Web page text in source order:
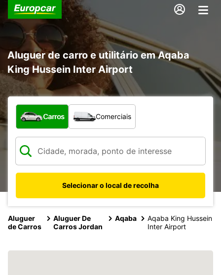
Aluguer de carro e utilitário em Aqaba
King Hussein Inter Airport
Que tipo de veículo pretende?
Carros Comerciais
Selecionar o local de recolha
Aluguer
de Carros
Aluguer De
Carros Jordan
Aqaba
Aqaba King Hussein
Inter Airport